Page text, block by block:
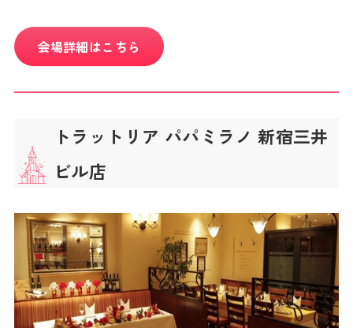
会場詳細はこちら
トラットリア パパミラノ 新宿三井
ビル店